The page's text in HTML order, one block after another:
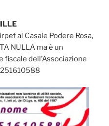
al Casale Podere Rosa,
NULLA ma è un
dell’Associazione